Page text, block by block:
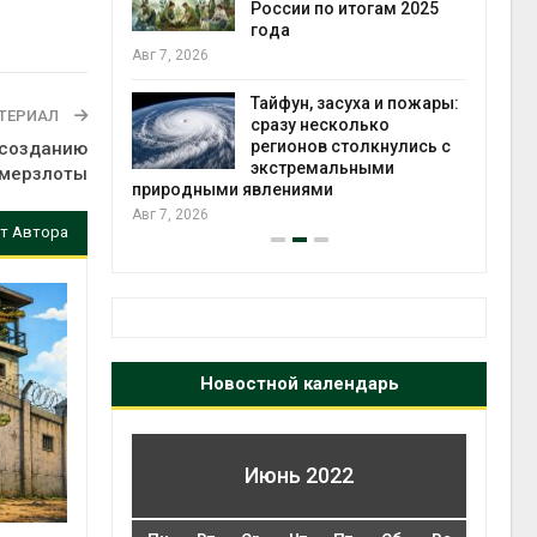
Автора
вес
миграцией
России по итогам 2025
года
Авг 7, 2026
Тайфун, засуха и пожары:
сразу несколько
регионов столкнулись с
экстремальными
природными явлениями
Авг 7, 2026
Новостной календарь
Июнь 2022